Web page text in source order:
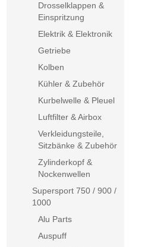
Drosselklappen &
Einspritzung
Elektrik & Elektronik
Getriebe
Kolben
Kühler & Zubehör
Kurbelwelle & Pleuel
Luftfilter & Airbox
Verkleidungsteile,
Sitzbänke & Zubehör
Zylinderkopf &
Nockenwellen
Supersport 750 / 900 /
1000
Alu Parts
Auspuff